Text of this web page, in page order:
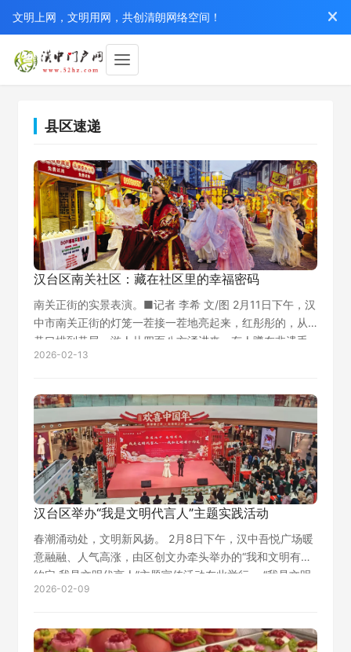
文明上网，文明用网，共创清朗网络空间！
县区速递
汉台区南关社区：藏在社区里的幸福密码
南关正街的实景表演。■记者 李希 文/图 2月11日下午，汉
中市南关正街的灯笼一茬接一茬地亮起来，红彤彤的，从
巷口排到巷尾。游人从四面八方涌进来，有人蹲在非遗手
作摊前看老师傅扎花灯，有人举着糖画在“在南关”的背景墙
2026-02-13
汉台区举办“我是文明代言人”主题实践活动
春潮涌动处，文明新风扬。 2月8日下午，汉中吾悦广场暖
意融融、人气高涨，由区创文办牵头举办的“我和文明有个
约定 我是文明代言人”主题宣传活动在此举行。 “我是文明
代言人”签名区前，市民们踊跃提笔在承诺墙上写下自己的
2026-02-09